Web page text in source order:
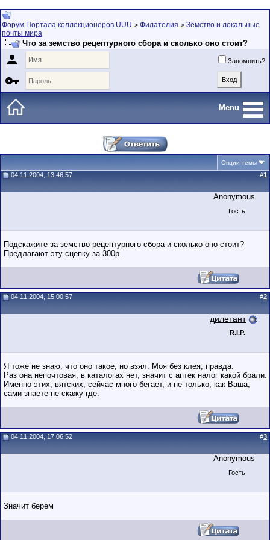
Форум Портала коллекционеров UUU > Филателия > Земство и локальные
почты мира
Что за земство рецептурного сбора и сколько оно стоит?
 Запомнить?

Menu
Опции темы
04.11.2004, 13:46:57 #1
Anonymous
Гость
Подскажите за земство рецептурного сбора и сколько оно стоит?
Предлагают эту сцепку за 300р.
04.11.2004, 15:00:57 #2
дилетант
R.I.P.
Я тоже не знаю, что оно такое, но взял. Моя без клея, правда.
Раз она непочтовая, в каталогах нет, значит с аптек налог какой брали.
Именно этих, вятских, сейчас много бегает, и не только, как Ваша,
сами-знаете-не-скажу-где.
04.11.2004, 17:06:52 #3
Anonymous
Гость
Значит берем